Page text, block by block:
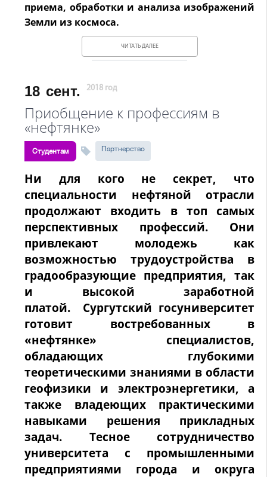
приема, обработки и анализа изображений
Земли из космоса.
ЧИТАТЬ ДАЛЕЕ
18 сент. 2018 год
Приобщение к профессиям в
«нефтянке»
Студентам Партнерство
Ни для кого не секрет, что
специальности нефтяной отрасли
продолжают входить в топ самых
перспективных профессий. Они
привлекают молодежь как
возможностью трудоустройства в
градообразующие предприятия, так
и высокой заработной
платой. Сургутский госуниверситет
готовит востребованных в
«нефтянке» специалистов,
обладающих глубокими
теоретическими знаниями в области
геофизики и электроэнергетики, а
также владеющих практическими
навыками решения прикладных
задач. Тесное сотрудничество
университета с промышленными
предприятиями города и округа